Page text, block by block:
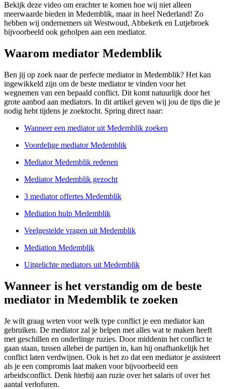
Bekijk deze video om erachter te komen hoe wij niet alleen
meerwaarde bieden in Medemblik, maar in heel Nederland! Zo
hebben wij ondernemers uit Westwoud, Abbekerk en Lutjebroek
bijvoorbeeld ook geholpen aan een mediator.
Waarom mediator Medemblik
Ben jij op zoek naar de perfecte mediator in Medemblik? Het kan
ingewikkeld zijn om de beste mediator te vinden voor het
wegnemen van een bepaald conflict. Dit komt natuurlijk door het
grote aanbod aan mediators. In dit artikel geven wij jou de tips die je
nodig hebt tijdens je zoektocht. Spring direct naar:
Wanneer een mediator uit Medemblik zoeken
Voordelige mediator Medemblik
Mediator Medemblik redenen
Mediator Medemblik gezocht
3 mediator offertes Medemblik
Mediation hulp Medemblik
Veelgestelde vragen uit Medemblik
Mediation Medemblik
Uitgelichte mediators uit Medemblik
Wanneer is het verstandig om de beste
mediator in Medemblik te zoeken
Je wilt graag weten voor welk type conflict je een mediator kan
gebruiken. De mediator zal je helpen met alles wat te maken heeft
met geschillen en onderlinge ruzies. Door middenin het conflict te
gaan staan, tussen allebei de partijen in, kan hij onafhankelijk het
conflict laten verdwijnen. Ook is het zo dat een mediator je assisteert
als je een compromis laat maken voor bijvoorbeeld een
arbeidsconflict. Denk hierbij aan ruzie over het salaris of over het
aantal verlofuren.